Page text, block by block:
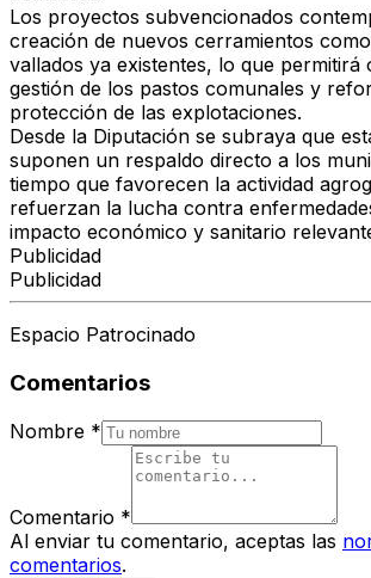
Los proyectos subvencionados
creación de nuevos cerramientos
vallados ya existentes, lo que permitirá
gestión de los pastos comunales y
protección de las explotaciones.
Desde la Diputación se subraya que
suponen un respaldo directo a los
tiempo que favorecen la actividad
refuerzan la lucha contra
impacto económico y sanitario
Publicidad
Publicidad
Espacio Patrocinado
Comentarios
Nombre *
Comentario *
Al enviar tu comentario, aceptas las
comentarios.